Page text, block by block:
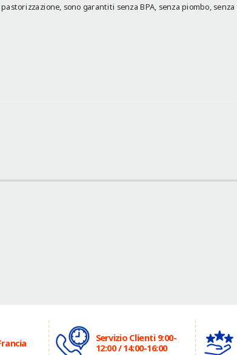
sono garantiti senza BPA, senza piombo,
Servizio Clienti 9:00-
12:00 / 14:00-16:00